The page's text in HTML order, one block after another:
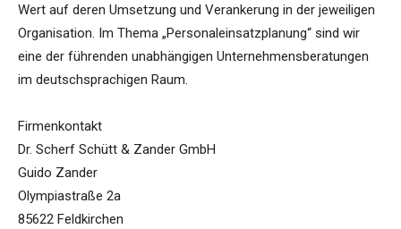
Wert auf deren Umsetzung und Verankerung in der jeweiligen
Organisation. Im Thema „Personaleinsatzplanung“ sind wir
eine der führenden unabhängigen Unternehmensberatungen
im deutschsprachigen Raum.
Firmenkontakt
Dr. Scherf Schütt & Zander GmbH
Guido Zander
Olympiastraße 2a
85622 Feldkirchen